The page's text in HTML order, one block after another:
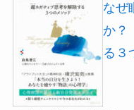
なぜ
か？
る３